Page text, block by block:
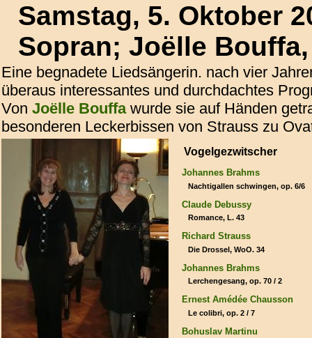
Samstag, 5. Oktober
Sopran; Joëlle
Eine begnadete Liedsängerin. nach vier
überaus interessantes und durchdachtes
Von Joëlle Bouffawurde sie auf Händen
besonderen Leckerbissen von Strauss zu
Vogelgezwitscher
Johannes Brahms
Nachtigallen schwingen, op. 6/6
Claude Debussy
Romance, L. 43
Richard Strauss
Die Drossel, WoO. 34
Johannes Brahms
Lerchengesang, op. 70 / 2
Ernest Amédée Chausson
Le colibri, op. 2 / 7
Bohuslav Martinu